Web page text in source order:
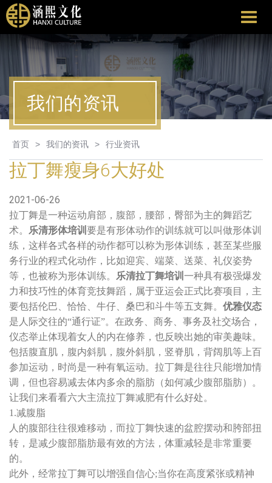
涵
化
我们的资讯
首页 > 我们的资讯 > 行业资讯
拉丁舞瘦身6大好处
2021-06-26
拉丁舞是一种运动肩部，腹部，腰部，臀部为主的舞蹈艺
术。 乐清形体培训 要是有形体动作的训练就可以叫做形体训
练，这样各式各样的动作都可以称为形体训练，甚至某些服
务行业的程式化动作，比如迎宾、端菜、送菜、礼仪姿势
等，也被称为形体训练。 乐清拉丁舞培训 一种具有极强爆发
力和技巧性的体育竞技舞蹈，属于亚运会正式比赛项目，主
要包括伦巴、恰恰、牛仔、桑巴和斗牛等五支舞。 优雅仪态
是人际交往的“通行证”。在政务、商务、事务及社交场合，
仪态举止体现着女人的内在修养，也反映出她的审美趣味。
包括腹直肌，腹内斜肌，腹外斜肌，竖脊肌，背阔肌等上百
参加运动，时尚是一种有氧运动。拉丁舞是往往只能增加情
调，但也容易减去体内多余的脂肪（如何减少腹部脂肪）。
让我们来看看六大主流拉丁舞减肥有什么好处。
1.减腹脂
人的腹部往往很难移动，而拉丁舞快速的盆腔摆动和胯部扭
转，是减少腹部脂肪最有效的方法，体重减轻是非常重要
的。
此外，经常拉丁舞可以增强自信心;当你在高度紧张或精神